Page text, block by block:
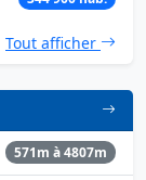
Tout afficher
571m à 4807m